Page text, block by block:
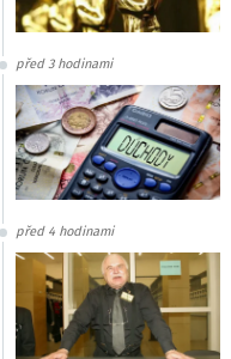
před 3 hodinami
před 4 hodinami